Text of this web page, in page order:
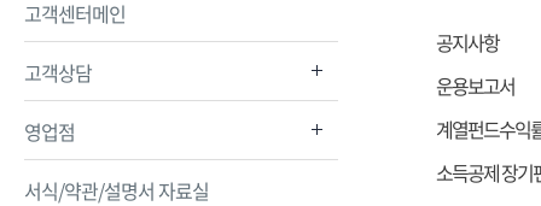
고객센터메인
고객상담
영업점
서식/약관/설명서 자료실
공지사항
운용보고서
계열펀드수익
소득공제 장기